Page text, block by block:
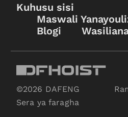
Kuhusu sisi
Maswali
Blogi
©2026 DAFENG
Sera ya faragha